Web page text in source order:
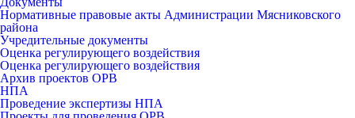
Нормативные правовые акты Администрации Мясниковского
района
Учредительные документы
Оценка регулирующего воздействия
Оценка регулирующего воздействия
Архив проектов ОРВ
НПА
Проведение экспертизы НПА